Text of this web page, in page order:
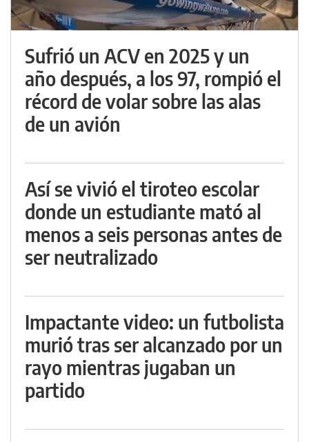
Sufrió un ACV en 2025 y un
año después, a los 97, rompió el
récord de volar sobre las alas
de un avión
Así se vivió el tiroteo escolar
donde un estudiante mató al
menos a seis personas antes de
ser neutralizado
Impactante video: un futbolista
murió tras ser alcanzado por un
rayo mientras jugaban un
partido